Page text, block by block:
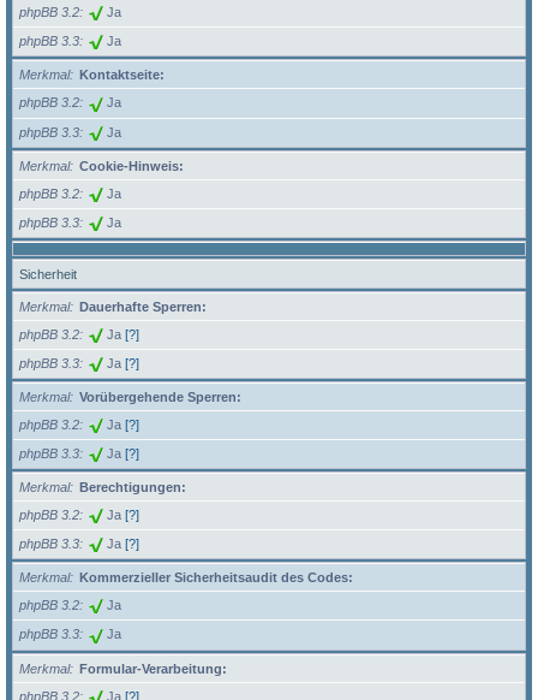
phpBB 3.2
Ja
phpBB 3.3 Ja
Merkmal
Kontaktseite:
phpBB 3.2
Ja
phpBB 3.3 Ja
Merkmal
Cookie-Hinweis:
phpBB 3.2
Ja
phpBB 3.3 Ja
Sicherheit
Merkmal
Dauerhafte Sperren:
phpBB 3.2
Ja [?]
phpBB 3.3 Ja [?]
Merkmal
Vorübergehende Sperren:
phpBB 3.2
Ja [?]
phpBB 3.3 Ja [?]
Merkmal
Berechtigungen:
phpBB 3.2
Ja [?]
phpBB 3.3 Ja [?]
Merkmal
Kommerzieller Sicherheitsaudit des Codes:
phpBB 3.2
Ja
phpBB 3.3 Ja
Merkmal
Formular-Verarbeitung:
phpBB 3.2
Ja [?]